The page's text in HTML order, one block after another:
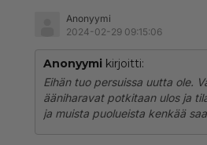
Anonyymi
2024-02-29 09:15:06
Anonyymi kirjoitti:
Eihän tuo persuissa uutta ole.
ääniharavat potkitaan ulos ja
ja muista puolueista kenkää